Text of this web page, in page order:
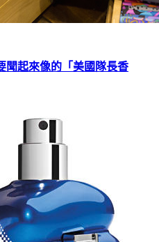
聞起來像的「美國隊長香